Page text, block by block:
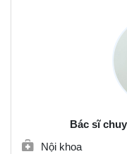
Bác sĩ
Nội khoa